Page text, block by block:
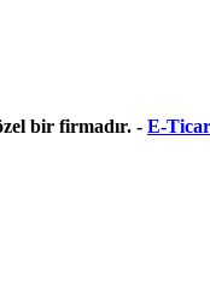
bir firmadır. - E-